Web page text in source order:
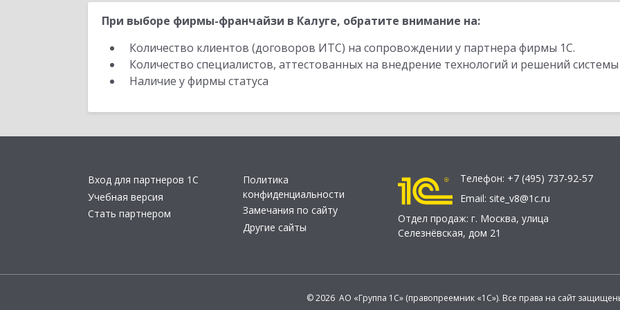
При выборе фирмы-франчайзи в Калуге, обратите внимание на:
Количество клиентов (договоров ИТС) на сопровождении у партнера фирмы 1С.
Количество специалистов, аттестованных на внедрение технологий и решений
Наличие у фирмы статуса
Вход для партнеров 1С
Учебная версия
Стать партнером
Политика
конфиденциальности
Замечания по сайту
Другие сайты
Телефон: +7 (495) 737-92-57
Email: site_v8@1c.ru
Отдел продаж: г. Москва, улица
Селезнёвская, дом 21
© 2026 АО «Группа 1С» (правопреемник «1С»). Все права на сайт